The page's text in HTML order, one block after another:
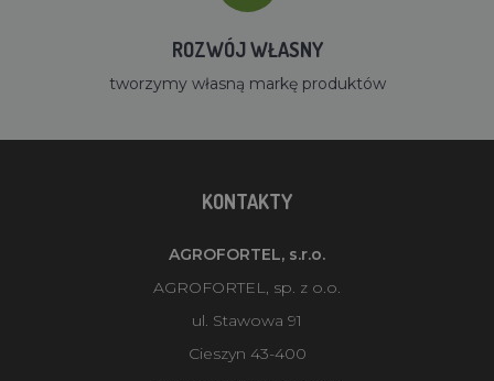
ROZWÓJ WŁASNY
tworzymy własną markę produktów
KONTAKTY
AGROFORTEL, s.r.o.
AGROFORTEL, sp. z o.o.
ul. Stawowa 91
Cieszyn 43-400